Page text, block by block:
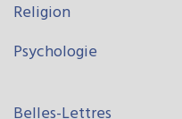
Religion
Psychologie
Belles-Lettres